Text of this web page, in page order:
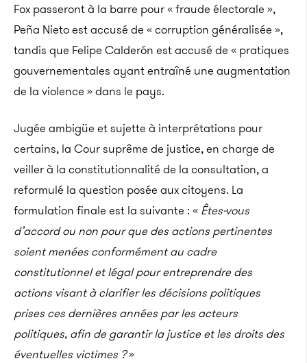
Fox passeront à la barre pour « fraude électorale »,
Peña Nieto est accusé de « corruption généralisée »,
tandis que Felipe Calderón est accusé de « pratiques
gouvernementales ayant entraîné une augmentation
de la violence » dans le pays.
Jugée ambigüe et sujette à interprétations pour
certains, la Cour suprême de justice, en charge de
veiller à la constitutionnalité de la consultation, a
reformulé la question posée aux citoyens. La
formulation finale est la suivante : « Êtes-vous
d’accord ou non pour que des actions pertinentes
soient menées conformément au cadre
constitutionnel et légal pour entreprendre des
actions visant à clarifier les décisions politiques
prises ces dernières années par les acteurs
politiques, afin de garantir la justice et les droits des
éventuelles victimes ?»